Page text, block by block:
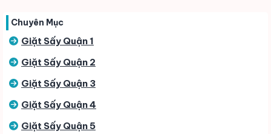
Chuyên Mục
Giặt Sấy Quận 1
Giặt Sấy Quận 2
Giặt Sấy Quận 3
Giặt Sấy Quận 4
Giặt Sấy Quận 5